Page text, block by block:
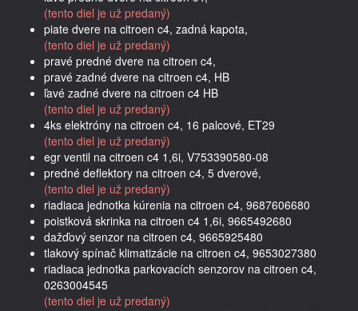
(tento diel je už predaný)
piate dvere na citroen c4, zadná kapota,
(tento diel je už predaný)
pravé predné dvere na citroen c4,
pravé zadné dvere na citroen c4, HB
ľavé zadné dvere na citroen c4 HB
(tento diel je už predaný)
4ks elektróny na citroen c4, 16 palcové, ET29
(tento diel je už predaný)
egr ventil na citroen c4 1,6i, V753390580-08
predné deflektory na citroen c4, 5 dverové,
(tento diel je už predaný)
riadiaca jednotka kúrenia na citroen c4, 9687606680
poistková skrinka na citroen c4 1,6i, 9665492680
dažďový senzor na citroen c4, 9665925480
tlakový spínač klimatizácie na citroen c4, 9653027380
riadiaca jednotka parkovacích senzorov na citroen c4,
0263004545
(tento diel je už predaný)